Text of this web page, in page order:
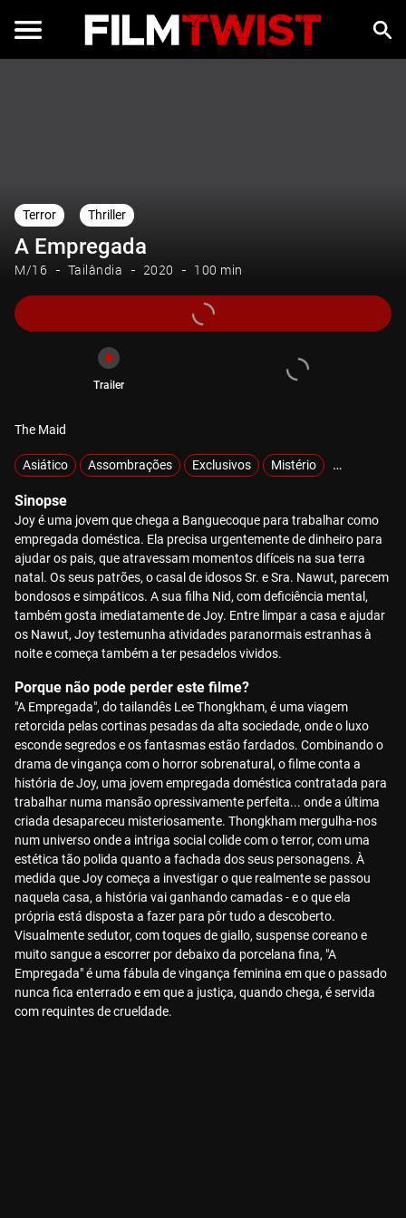
Terror Thriller
A Empregada
M/16 Tailândia 2020 100 min
Trailer
The Maid
Asiático Assombrações Exclusivos Mistério MOTELX
Sinopse
Joy é uma jovem que chega a Banguecoque para trabalhar como
empregada doméstica. Ela precisa urgentemente de dinheiro para
ajudar os pais, que atravessam momentos difíceis na sua terra
natal. Os seus patrões, o casal de idosos Sr. e Sra. Nawut, parecem
bondosos e simpáticos. A sua filha Nid, com deficiência mental,
também gosta imediatamente de Joy. Entre limpar a casa e ajudar
os Nawut, Joy testemunha atividades paranormais estranhas à
noite e começa também a ter pesadelos vividos.
Porque não pode perder este filme?
"A Empregada", do tailandês Lee Thongkham, é uma viagem
retorcida pelas cortinas pesadas da alta sociedade, onde o luxo
esconde segredos e os fantasmas estão fardados. Combinando o
drama de vingança com o horror sobrenatural, o filme conta a
história de Joy, uma jovem empregada doméstica contratada para
trabalhar numa mansão opressivamente perfeita... onde a última
criada desapareceu misteriosamente. Thongkham mergulha-nos
num universo onde a intriga social colide com o terror, com uma
estética tão polida quanto a fachada dos seus personagens. À
medida que Joy começa a investigar o que realmente se passou
naquela casa, a história vai ganhando camadas - e o que ela
própria está disposta a fazer para pôr tudo a descoberto.
Visualmente sedutor, com toques de giallo, suspense coreano e
muito sangue a escorrer por debaixo da porcelana fina, "A
Empregada" é uma fábula de vingança feminina em que o passado
nunca fica enterrado e em que a justiça, quando chega, é servida
com requintes de crueldade.